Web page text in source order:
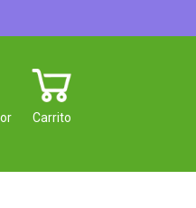
Carrito